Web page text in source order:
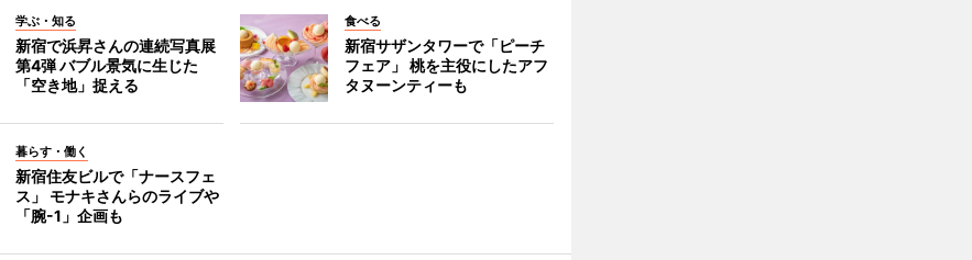
学ぶ・知る
新宿で浜昇さんの連続写真展
第4弾 バブル景気に生じた
「空き地」捉える
食べる
新宿サザンタワーで「ピーチ
フェア」 桃を主役にしたアフ
タヌーンティーも
暮らす・働く
新宿住友ビルで「ナースフェ
ス」 モナキさんらのライブや
「腕-1」企画も